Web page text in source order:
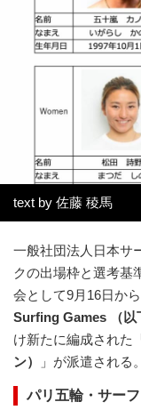
text by 佐藤 稜馬
一般社団法人日本サ
クの出場枠と選考基
会として9月16日か
Surfing Games （以
け新たに編成された
ン）
」が派遣される。
パリ五輪・サー